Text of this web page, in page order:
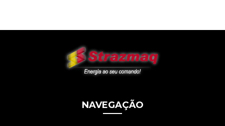
Saiba as vantagens e riscos de aderir à tarifa branca de energia
Produção da Air Safety reduz importação de máscaras de proteção
MINI E MICROGERAÇÃO DISTRIBUÍDA – SISTEMA DE
Consumidor poderá escolher a forma de como vai pagar sua energia
NAVEGAÇÃO